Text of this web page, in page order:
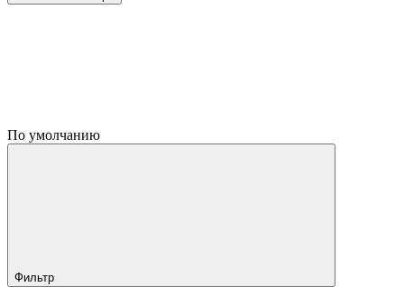
По умолчанию
Фильтр